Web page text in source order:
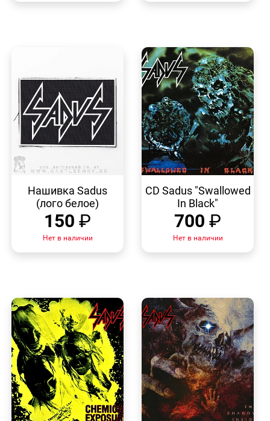
ПРОСМОТР
Нашивка Sadus
(лого белое)
150 ₽
Нет в наличии
ПРОСМОТР
CD Sadus "Swallowed
In Black"
700 ₽
Нет в наличии